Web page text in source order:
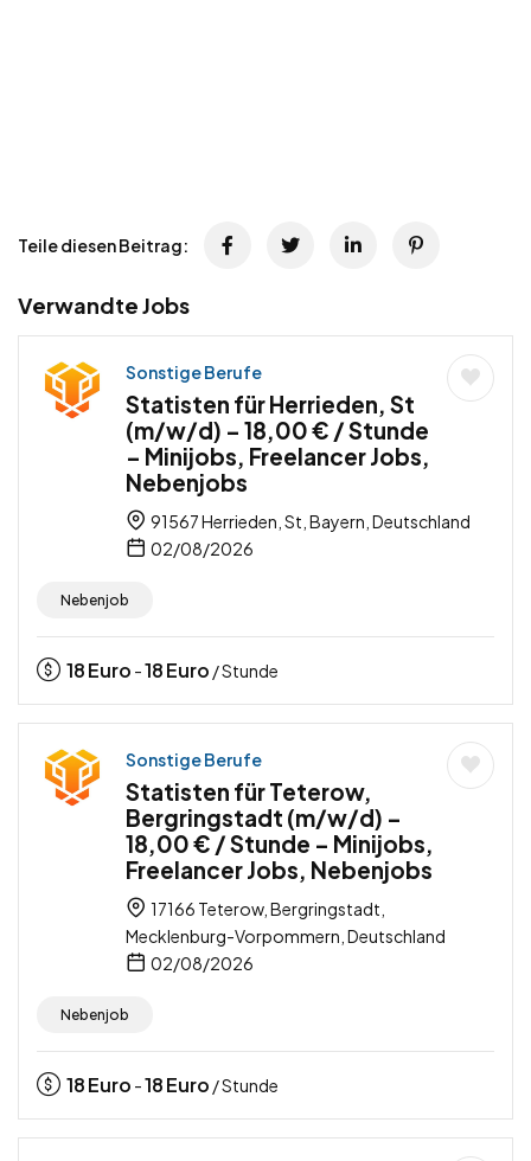
Teile diesen Beitrag:
Verwandte Jobs
Sonstige Berufe
Statisten für Herrieden, St
(m/w/d) – 18,00 € / Stunde
– Minijobs, Freelancer Jobs,
Nebenjobs
91567 Herrieden, St, Bayern, Deutschland
02/08/2026
Nebenjob
18Euro -18Euro / Stunde
Sonstige Berufe
Statisten für Teterow,
Bergringstadt (m/w/d) –
18,00 € / Stunde – Minijobs,
Freelancer Jobs, Nebenjobs
17166 Teterow, Bergringstadt,
Mecklenburg-Vorpommern, Deutschland
02/08/2026
Nebenjob
18Euro -18Euro / Stunde